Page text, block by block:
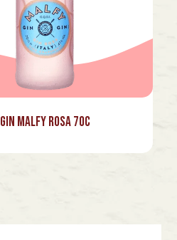
Gin Malfy Rosa 70c